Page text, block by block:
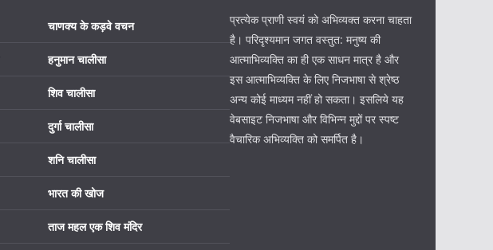
चाणक्य के कड़वे वचन
हनुमान चालीसा
शिव चालीसा
दुर्गा चालीसा
शनि चालीसा
भारत की खोज
ताज महल एक शिव मंदिर
प्रत्येक प्राणी स्वयं को अभिव्यक्त करना चाहता
है। परिदृश्यमान जगत वस्तुत: मनुष्य की
आत्माभिव्यक्ति का ही एक साधन मात्र है और
इस आत्माभिव्यक्ति के लिए निजभाषा से श्रेष्ठ
अन्य कोई माध्यम नहीं हो सकता। इसलिये यह
वेबसाइट निजभाषा और विभिन्न मुद्दों पर स्पष्ट
वैचारिक अभिव्यक्ति को समर्पित है।